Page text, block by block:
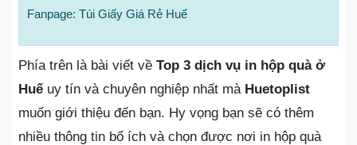
Fanpage: Túi Giấy Giá Rẻ Huế
Phía trên là bài viết về Top 3 dịch vụ in hộp quà ở
Huếuy tín và chuyên nghiệp nhất mà Huetoplist
muốn giới thiệu đến bạn. Hy vọng bạn sẽ có thêm
nhiều thông tin bổ ích và chọn được nơi in hộp quà